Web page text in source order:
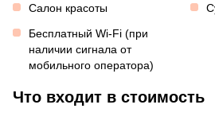
Салон красоты
Бесплатный Wi-Fi (при
наличии сигнала от
мобильного оператора)
Что входит в стоимость